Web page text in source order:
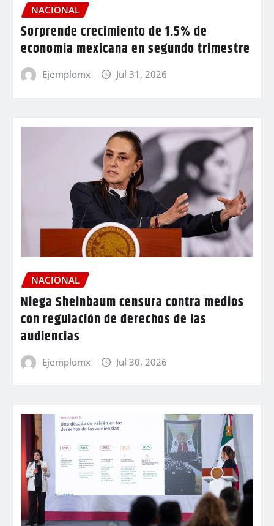
NACIONAL
Sorprende crecimiento de 1.5% de
economía mexicana en segundo trimestre
Ejemplomx Jul 31, 2026
NACIONAL
Niega Sheinbaum censura contra medios
con regulación de derechos de las
audiencias
Ejemplomx Jul 30, 2026